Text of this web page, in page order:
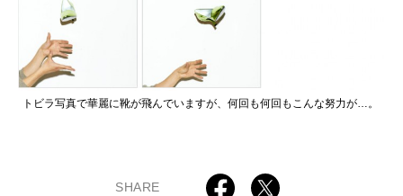
トビラ写真で華麗に靴が飛んでいますが、何回も何回もこんな努力が…。
SHARE